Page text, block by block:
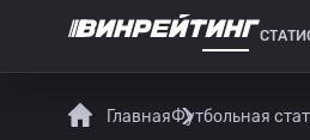
ГлавнаяФутбольная